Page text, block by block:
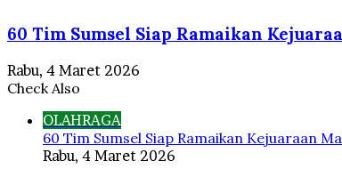
60 Tim Sumsel Siap Ramaikan
Rabu, 4 Maret 2026
Check Also
OLAHRAGA
60 Tim Sumsel Siap Ramaikan Kejuaraan
Rabu, 4 Maret 2026